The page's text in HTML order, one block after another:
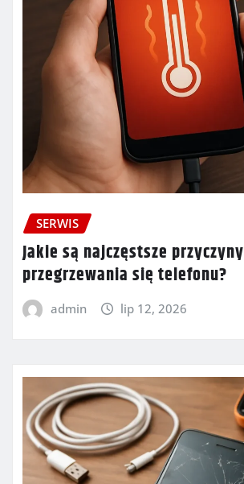
SERWIS
Jakie są najczęstsze przyczyny
przegrzewania się telefonu?
admin lip 12, 2026